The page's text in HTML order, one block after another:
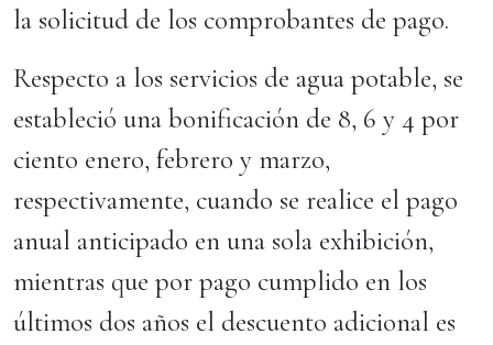
la solicitud de los comprobantes de pago.
Respecto a los servicios de agua potable, se
estableció una bonificación de 8, 6 y 4 por
ciento enero, febrero y marzo,
respectivamente, cuando se realice el pago
anual anticipado en una sola exhibición,
mientras que por pago cumplido en los
últimos dos años el descuento adicional es